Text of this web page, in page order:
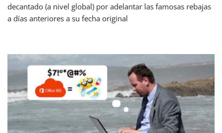
decantado (a nivel global) por adelantar las famosas rebajas
a días anteriores a su fecha original